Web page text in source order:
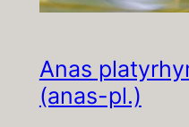
Anas
(anas-pl.)